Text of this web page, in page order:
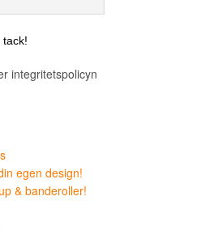
integritetspolicyn
egen design!
& banderoller!